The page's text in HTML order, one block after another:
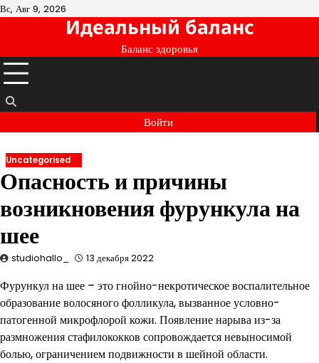
Перейти
Вс, Авг 9, 2026
Идеальный баланс
Баланс здоровья
Войти
Uncategorised
Опасность и причины
возникновения фурункула на
шее
studiohallo_ 13 декабря 2022
Фурункул на шее – это гнойно-некротическое воспалительное
образование волосяного фолликула, вызванное условно-
патогенной микрофлорой кожи. Появление нарыва из-за
размножения стафилококков сопровождается невыносимой
болью, ограничением подвижности в шейной области.